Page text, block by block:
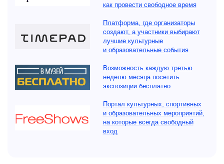
как провести свободное время
Платформа, где организаторы
создают, а участники выбирают
лучшие культурные
и образовательные события
Возможность каждую третью
неделю месяца посетить
экспозиции бесплатно
Портал культурных, спортивных
и образовательных мероприятий,
на которые всегда свободный
вход